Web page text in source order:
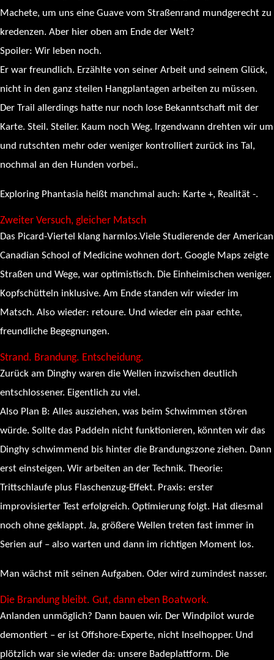
Machete, um uns eine Guave vom Straßenrand mundgerecht zu
kredenzen. Aber hier oben am Ende der Welt?
Spoiler: Wir leben noch.
Er war freundlich. Erzählte von seiner Arbeit und seinem Glück,
nicht in den ganz steilen Hangplantagen arbeiten zu müssen.
Der Trail allerdings hatte nur noch lose Bekanntschaft mit der
Karte. Steil. Steiler. Kaum noch Weg. Irgendwann drehten wir um
und rutschten mehr oder weniger kontrolliert zurück ins Tal,
nochmal an den Hunden vorbei..
Exploring Phantasia heißt manchmal auch: Karte +, Realität -.
Zweiter Versuch, gleicher Matsch
Das Picard-Viertel klang harmlos.Viele Studierende der American
Canadian School of Medicine wohnen dort. Google Maps zeigte
Straßen und Wege, war optimistisch. Die Einheimischen weniger.
Kopfschütteln inklusive. Am Ende standen wir wieder im
Matsch. Also wieder: retoure. Und wieder ein paar echte,
freundliche Begegnungen.
Strand. Brandung. Entscheidung.
Zurück am Dinghy waren die Wellen inzwischen deutlich
entschlossener. Eigentlich zu viel.
Also Plan B: Alles ausziehen, was beim Schwimmen stören
würde. Sollte das Paddeln nicht funktionieren, könnten wir das
Dinghy schwimmend bis hinter die Brandungszone ziehen. Dann
erst einsteigen. Wir arbeiten an der Technik. Theorie:
Trittschlaufe plus Flaschenzug-Effekt. Praxis: erster
improvisierter Test erfolgreich. Optimierung folgt. Hat diesmal
noch ohne geklappt. Ja, größere Wellen treten fast immer in
Serien auf – also warten und dann im richtigen Moment los.
Man wächst mit seinen Aufgaben. Oder wird zumindest nasser.
Die Brandung bleibt. Gut, dann eben Boatwork.
Anlanden unmöglich? Dann bauen wir. Der Windpilot wurde
demontiert – er ist Offshore-Experte, nicht Inselhopper. Und
plötzlich war sie wieder da: unsere Badeplattform. Die